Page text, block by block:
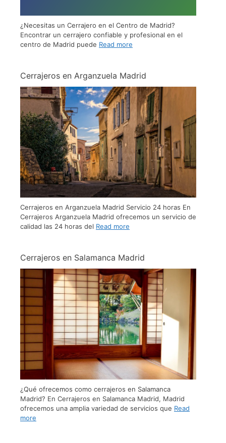
¿Necesitas un Cerrajero en el Centro de Madrid?
Encontrar un cerrajero confiable y profesional en el
centro de Madrid puede Read more
Cerrajeros en Arganzuela Madrid
Cerrajeros en Arganzuela Madrid Servicio 24 horas En
Cerrajeros Arganzuela Madrid ofrecemos un servicio de
calidad las 24 horas del Read more
Cerrajeros en Salamanca Madrid
¿Qué ofrecemos como cerrajeros en Salamanca
Madrid? En Cerrajeros en Salamanca Madrid, Madrid
ofrecemos una amplia variedad de servicios que Read
more